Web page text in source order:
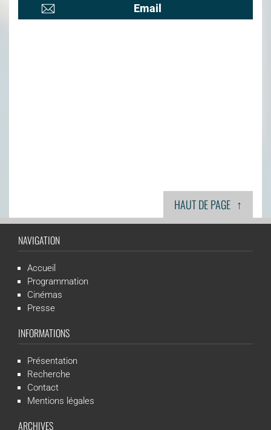
Email
HAUT DE PAGE ↑
NAVIGATION
Accueil
Programmation
Cinémas
Presse
INFORMATIONS
Présentation
Recherche
Contact
Mentions légales
ARCHIVES